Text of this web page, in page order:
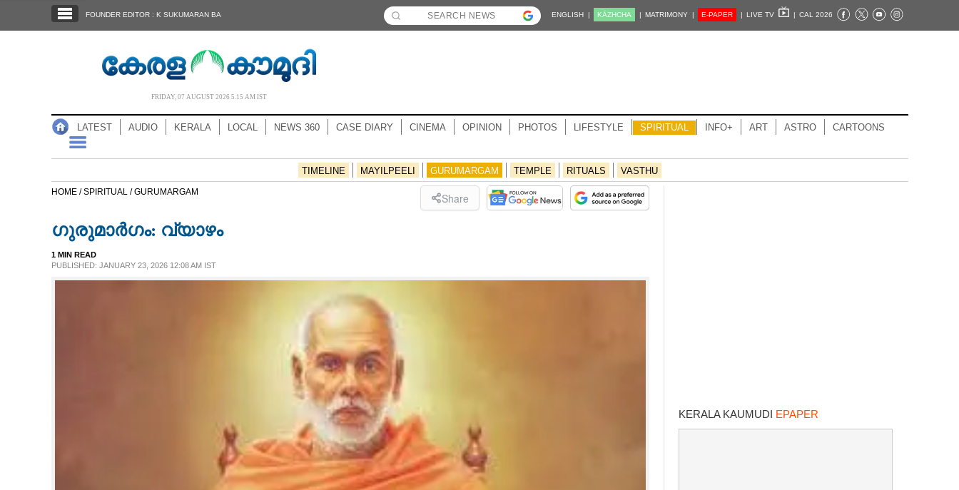
NOTIFIED NEWS
FOUNDER EDITOR : K SUKUMARAN BA ENGLISH | KĀZHCHA | MATRIMONY | E-PAPER | LIVE TV | CAL 2026
FRIDAY, 07 AUGUST 2026 5.15 AM IST
LATEST AUDIO KERALA LOCAL NEWS 360 CASE DIARY CINEMA OPINION PHOTOS LIFESTYLE SPIRITUAL INFO+ ART ASTRO CARTOONS
TIMELINE MAYILPEELI GURUMARGAM TEMPLE RITUALS VASTHU
HOME /SPIRITUAL /GURUMARGAM Share
ഗുരുമാർഗം: വ്യാഴം
1 MIN READ
PUBLISHED: JANUARY 23, 2026 12:08 AM IST
KERALA KAUMUDI EPAPER